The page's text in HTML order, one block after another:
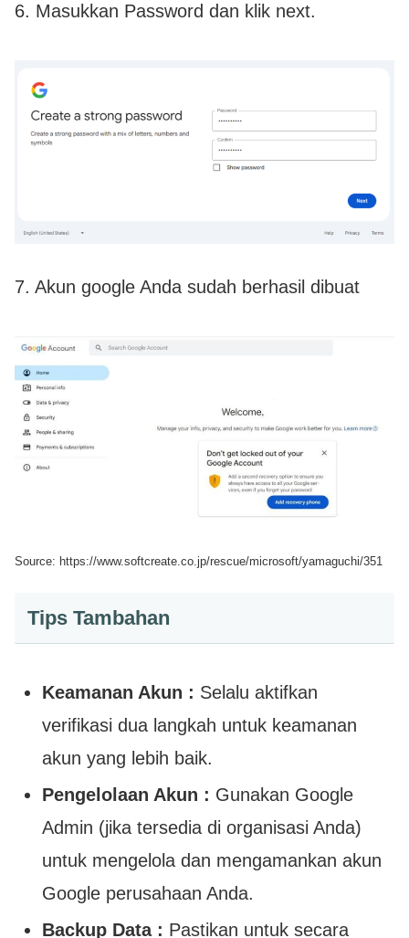
6. Masukkan Password dan klik next.
7. Akun google Anda sudah berhasil dibuat
Source: https://www.softcreate.co.jp/rescue/microsoft/yamaguchi/351
Tips Tambahan
Keamanan Akun : Selalu aktifkan
verifikasi dua langkah untuk keamanan
akun yang lebih baik.
Pengelolaan Akun : Gunakan Google
Admin (jika tersedia di organisasi Anda)
untuk mengelola dan mengamankan akun
Google perusahaan Anda.
Backup Data : Pastikan untuk secara